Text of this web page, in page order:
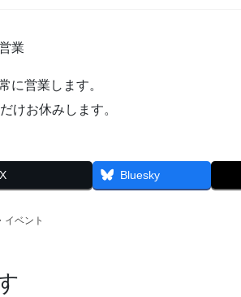
業
に営業します。
けお休みします。
X Bluesky
ベント